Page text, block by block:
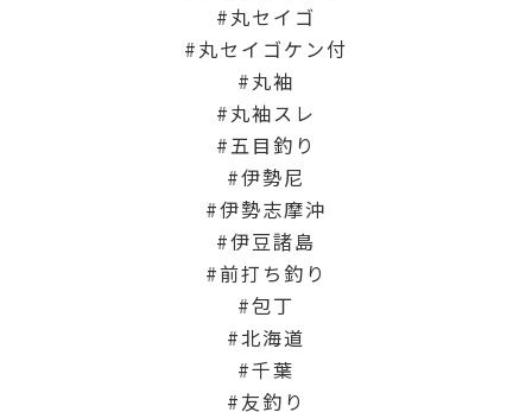
丸セイゴ
丸セイゴケン付
丸袖
丸袖スレ
五目釣り
伊勢尼
伊勢志摩沖
伊豆諸島
前打ち釣り
包丁
北海道
千葉
友釣り